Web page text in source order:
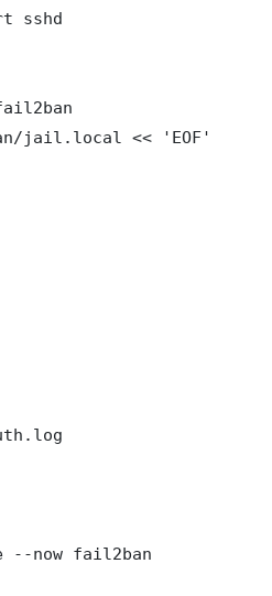
sshd
jail.local << 'EOF'
--now fail2ban